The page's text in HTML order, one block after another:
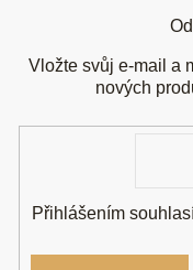
Vložte svůj e-mail a
nových
Přihlášením